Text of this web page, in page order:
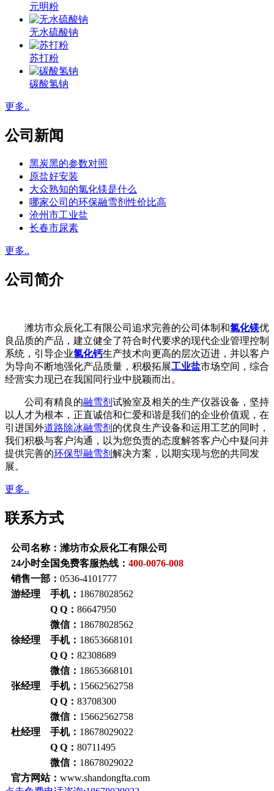
元明粉
无水硫酸钠
苏打粉
碳酸氢钠
更多..
公司新闻
黑炭黑的参数对照
原盐好安装
大众熟知的氯化镁是什么
哪家公司的环保融雪剂性价比高
沧州市工业盐
长春市尿素
更多..
公司简介
潍坊市众辰化工有限公司追求完善的公司体制和氯化镁优
良品质的产品，建立健全了符合时代要求的现代企业管理控制
系统，引导企业氯化钙生产技术向更高的层次迈进，并以客户
为导向不断地强化产品质量，积极拓展工业盐市场空间，综合
经营实力现已在我国同行业中脱颖而出。
公司有精良的融雪剂 试验室及相关的生产仪器设备，坚持
以人才为根本，正直诚信和仁爱和谐是我们的企业价值观，在
引进国外道路除冰融雪剂 的优良生产设备和运用工艺的同时，
我们积极与客户沟通，以为您负责的态度解答客户心中疑问并
提供完善的环保型融雪剂 解决方案，以期实现与您的共同发
展。
更多..
联系方式
公司名称：潍坊市众辰化工有限公司
24小时全国免费客服热线： 400-0076-008
销售一部： 0536-4101777
游经理 手机： 18678028562
Q Q： 86647950
微信： 18678028562
徐经理 手机： 18653668101
Q Q： 82308689
微信： 18653668101
张经理 手机： 15662562758
Q Q： 83708300
微信： 15662562758
杜经理 手机： 18678029022
Q Q： 80711495
微信： 18678029022
官方网站： www.shandongfta.com